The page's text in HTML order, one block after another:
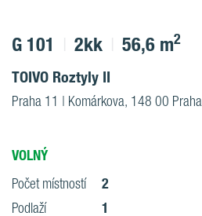
G 101 2kk 56,6 m2
TOIVO Roztyly II
Praha 11 | Komárkova, 148 00 Praha
VOLNÝ
Počet místností 2
Podlaží 1